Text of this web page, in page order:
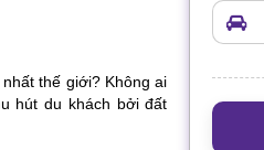
thế giới? Không ai
hút du khách bởi đất